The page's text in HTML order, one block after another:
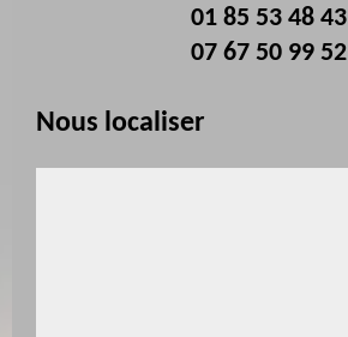
01 85 53 48 43
07 67 50 99 52
Nous localiser